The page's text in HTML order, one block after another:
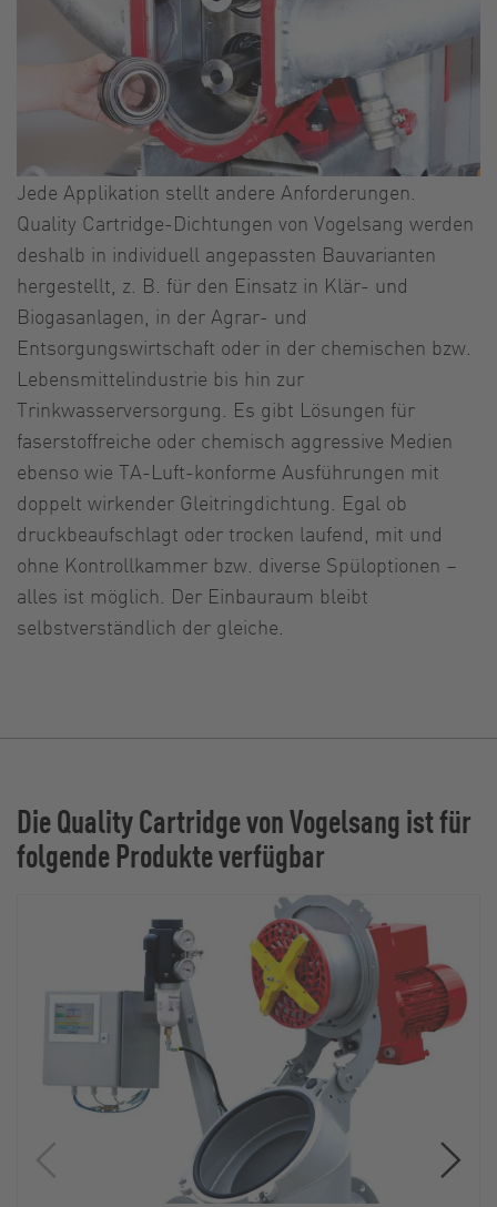
Jede Applikation stellt andere Anforderungen.
Quality Cartridge-Dichtungen von Vogelsang werden
deshalb in individuell angepassten Bauvarianten
hergestellt, z. B. für den Einsatz in Klär- und
Biogasanlagen, in der Agrar- und
Entsorgungswirtschaft oder in der chemischen bzw.
Lebensmittelindustrie bis hin zur
Trinkwasserversorgung. Es gibt Lösungen für
faserstoffreiche oder chemisch aggressive Medien
ebenso wie TA-Luft-konforme Ausführungen mit
doppelt wirkender Gleitringdichtung. Egal ob
druckbeaufschlagt oder trocken laufend, mit und
ohne Kontrollkammer bzw. diverse Spüloptionen –
alles ist möglich. Der Einbauraum bleibt
selbstverständlich der gleiche.
Die Quality Cartridge von Vogelsang ist für
folgende Produkte verfügbar